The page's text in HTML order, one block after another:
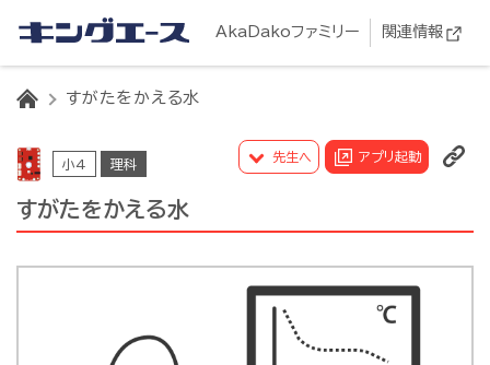
AkaDakoファミリー 関連情報
HOME
すがたをかえる水
小4 理科
すがたをかえる水
先生へ アプリ起動